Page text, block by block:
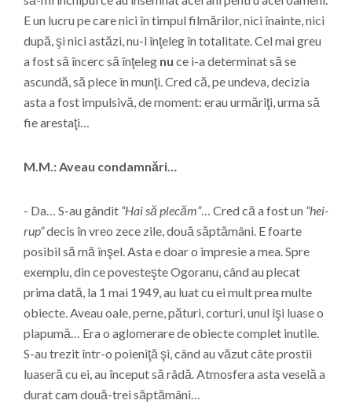
E un lucru pe care nici în timpul filmărilor, nici înainte, nici
după, şi nici astăzi, nu-l înţeleg în totalitate. Cel mai greu
a fost să încerc să înţeleg nu ce i-a determinat să se
ascundă, să plece în munţi. Cred că, pe undeva, decizia
asta a fost impulsivă, de moment: erau urmăriţi, urma să
fie arestaţi…
M.M.: Aveau condamnări…
- Da… S-au gândit “Hai să plecăm”… Cred că a fost un “hei-
rup”decis în vreo zece zile, două săptămâni. E foarte
posibil să mă înşel. Asta e doar o impresie a mea. Spre
exemplu, din ce povesteşte Ogoranu, când au plecat
prima dată, la 1 mai 1949, au luat cu ei mult prea multe
obiecte. Aveau oale, perne, pături, corturi, unul îşi luase o
plapumă… Era o aglomerare de obiecte complet inutile.
S-au trezit într-o poieniţă şi, când au văzut câte prostii
luaseră cu ei, au început să râdă. Atmosfera asta veselă a
durat cam două-trei săptămâni…